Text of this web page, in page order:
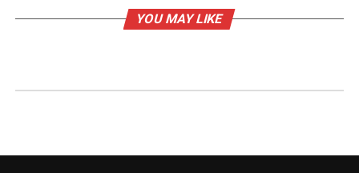
YOU MAY LIKE